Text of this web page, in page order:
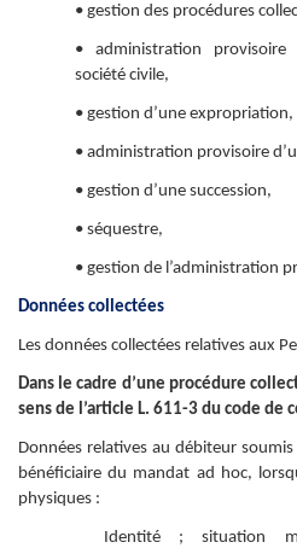
• gestion des procédures
• administration provisoire
société civile,
• gestion d’une expropriation,
• administration provisoire
• gestion d’une succession,
• séquestre,
• gestion de l’administration
Données collectées
Les données collectées relatives aux
Dans le cadre d’une procédure
sens de l’article L. 611-3 du code de
Données relatives au débiteur
bénéficiaire du mandat ad hoc,
physiques :
Identité ; situation